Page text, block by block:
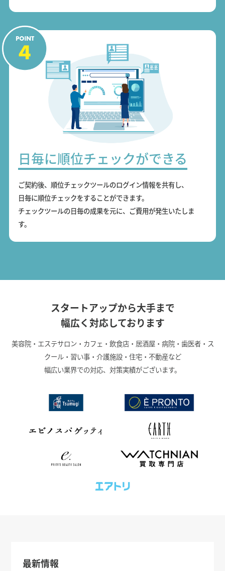
日毎に順位チェックができる
ご契約後、順位チェックツールのログイン情報を共有し、
日毎に順位チェックをすることができます。
チェックツールの日毎の成果を元に、ご費用が発生いたしま
す。
スタートアップから大手まで
幅広く対応しております
美容院・エステサロン・カフェ・飲食店・居酒屋・病院・歯医者・ス
クール・習い事・介護施設・住宅・不動産など
幅広い業界での対応、対策実績がございます。
最新情報